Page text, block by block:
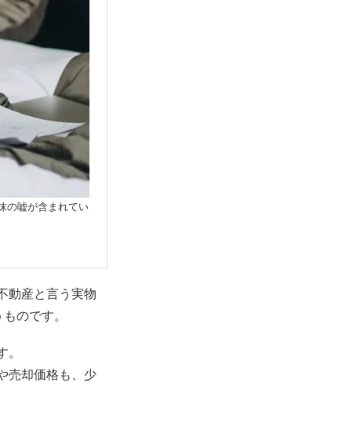
の嘘が含まれてい
動産と言う実物
のです。
売却価格も、少